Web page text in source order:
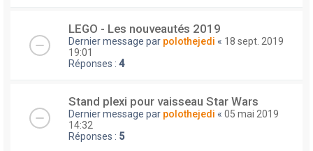
LEGO - Les nouveautés 2019
Dernier message par polothejedi « 18 sept. 2019
19:01
Réponses : 4
Stand plexi pour vaisseau Star Wars
Dernier message par polothejedi « 05 mai 2019
14:32
Réponses : 5